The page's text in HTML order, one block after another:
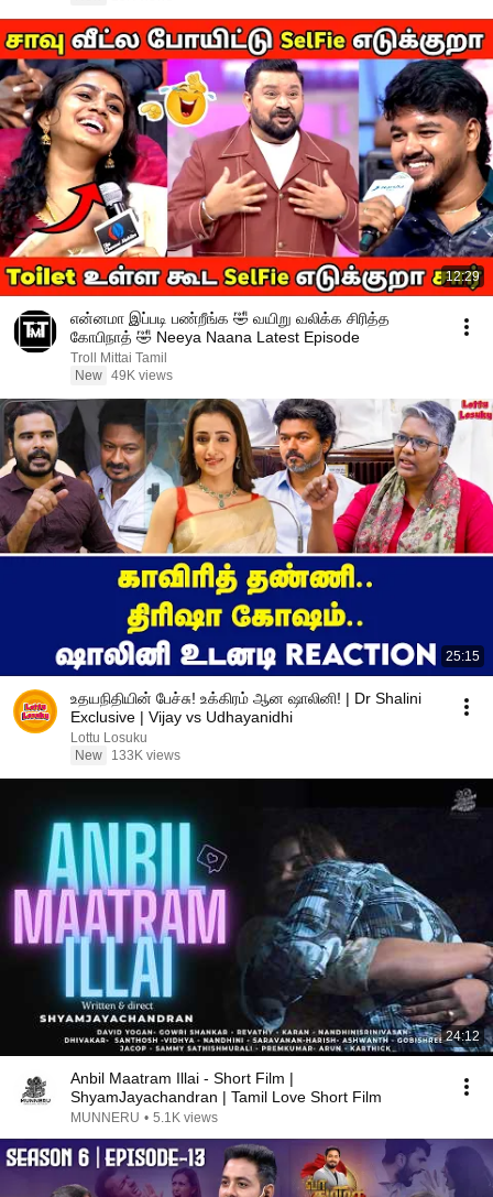
12:29
என்னமா இப்படி பண்றீங்க 🤣 வயிறு வலிக்க சிரித்த
கோபிநாத் 🤣 Neeya Naana Latest Episode
Troll Mittai Tamil
New 49K views
25:15
உதயநிதியின் பேச்சு! உக்கிரம் ஆன ஷாலினி! | Dr Shalini
Exclusive | Vijay vs Udhayanidhi
Lottu Losuku
New
133K views
24:12
Anbil Maatram Illai - Short Film |
ShyamJayachandran | Tamil Love Short Film
MUNNERU • 5.1K views